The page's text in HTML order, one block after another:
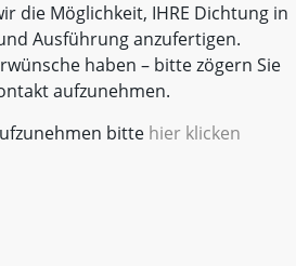
die Möglichkeit, IHRE Dichtung in
Ausführung anzufertigen.
haben – bitte zögern Sie
aufzunehmen.
bitte hier klicken